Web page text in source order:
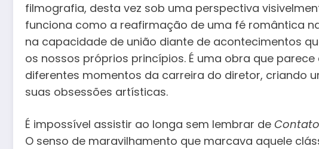
filmografia, desta vez sob uma perspectiva
funciona como a reafirmação de uma fé romântica
na capacidade de união diante de acontecimentos
os nossos próprios princípios. É uma obra que
diferentes momentos da carreira do diretor, criando
suas obsessões artísticas.
É impossível assistir ao longa sem lembrar de
O senso de maravilhamento que marcava aquele